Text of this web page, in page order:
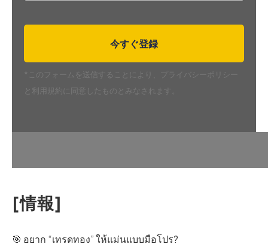
*このフォームを送信することにより、プライバシーポリシー
と利用規約に同意したものとみなされます。
[情報]
🎯 อยาก “เทรดทอง” ให้แม่นแบบมือโปร?